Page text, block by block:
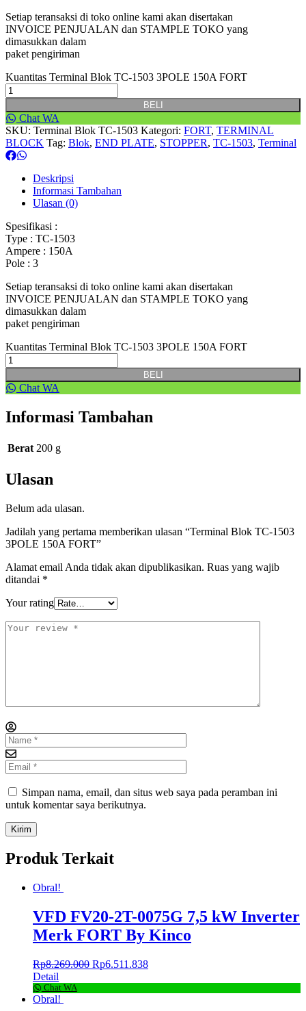
Setiap teransaksi di toko online kami akan disertakan
INVOICE PENJUALAN dan STAMPLE TOKO yang
dimasukkan dalam
paket pengiriman
Kuantitas Terminal Blok TC-1503 3POLE 150A FORT
BELI
Chat WA
SKU: Terminal Blok TC-1503 Kategori: FORT, TERMINAL
BLOCK Tag: Blok, END PLATE, STOPPER, TC-1503, Terminal
Deskripsi
Informasi Tambahan
Ulasan (0)
Spesifikasi :
Type : TC-1503
Ampere : 150A
Pole : 3
Setiap teransaksi di toko online kami akan disertakan
INVOICE PENJUALAN dan STAMPLE TOKO yang
dimasukkan dalam
paket pengiriman
Kuantitas Terminal Blok TC-1503 3POLE 150A FORT
BELI
Chat WA
Informasi Tambahan
Berat 200 g
Ulasan
Belum ada ulasan.
Jadilah yang pertama memberikan ulasan “Terminal Blok TC-1503
3POLE 150A FORT”
Alamat email Anda tidak akan dipublikasikan. Ruas yang wajib
ditandai *
Your rating
Simpan nama, email, dan situs web saya pada peramban ini
untuk komentar saya berikutnya.
Produk Terkait
Obral!
VFD FV20-2T-0075G 7,5 kW Inverter
Merk FORT By Kinco
Rp8.269.000 Rp6.511.838
Detail
Chat WA
Obral!